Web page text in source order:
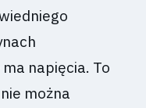
napięcia. To
można